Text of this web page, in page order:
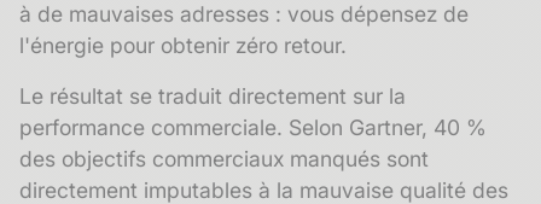
à de mauvaises adresses : vous dépensez de
l'énergie pour obtenir zéro retour.
Le résultat se traduit directement sur la
performance commerciale. Selon Gartner, 40 %
des objectifs commerciaux manqués sont
directement imputables à la mauvaise qualité des